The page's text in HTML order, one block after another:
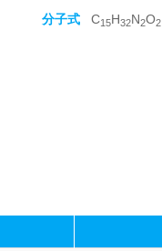
分子式 C15H32N2O2